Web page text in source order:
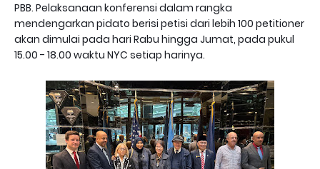
PBB. Pelaksanaan konferensi dalam rangka
mendengarkan pidato berisi petisi dari lebih 100 petitioner
akan dimulai pada hari Rabu hingga Jumat, pada pukul
15.00 - 18.00 waktu NYC setiap harinya.